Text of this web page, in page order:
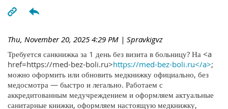
Thu, November 20, 2025 4:29 PM | Spravkigvz
Требуется санкнижка за 1 день без визита в больницу? На <a
href=https://med-bez-boli.ru>https://med-bez-boli.ru</a>;
можно оформить или обновить медкнижку официально, без
медосмотра — быстро и легально. Работаем с
аккредитованным медучреждением и оформляем актуальные
санитарные книжки, оформляем настоящую медкнижку,